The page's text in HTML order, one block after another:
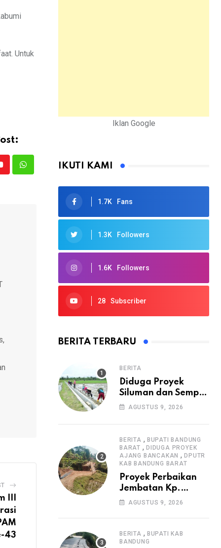
Untuk
Whatsapp
III
43
Iklan Google
IKUTI KAMI
1.7K Fans
1.3K Followers
1.6K Followers
28 Subscriber
BERITA TERBARU
BERITA
Diduga Proyek
Siluman dan Sempat
Mangkrak, Warga
Tuntas
Pembangunan
Irigasi P3-TGAI di
Cangkuang
AGUSTUS 9, 2026
BERITA , BUPATI BANDUNG
BARAT , DIDUGA PROYEK
AJANG BANCAKAN ,DPUTR
KAB BANDUNG BARAT
Proyek Perbaikan
Jembatan Kp.
Pamipiran Disorot
Informasi Tak
Cantumkan PPK,
Konsultan, dan
AGUSTUS 9, 2026
BERITA , BUPATI KAB
BANDUNG